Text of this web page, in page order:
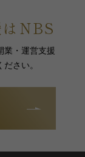
NBS
業・運営支援
さい。